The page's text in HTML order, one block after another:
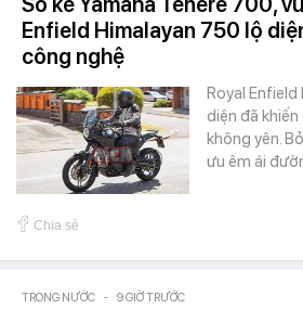
Enfield Himalayan 750 lộ
công nghệ
Royal
diện đã
không yên.
ưu êm ái
Chia sẻ
TRONG NƯỚC - 9 GIỜ TRƯỚC